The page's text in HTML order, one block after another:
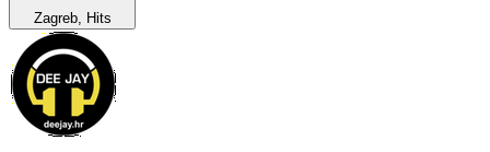
Zagreb, Hits